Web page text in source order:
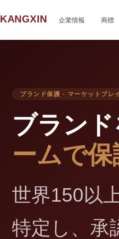
KANGXIN 企業情報 商標
ブランド保護 · マーケットプレ
ブランド
ームで保
世界150以
特定し、承